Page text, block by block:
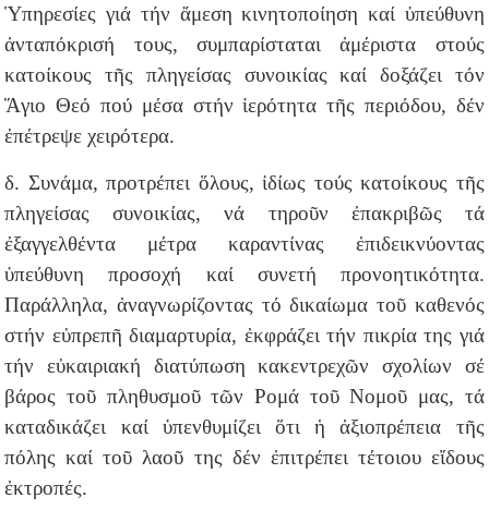
Ὑπηρεσίες γιά τήν ἄμεση κινητοποίηση καί ὑπεύθυνη
ἀνταπόκρισή τους, συμπαρίσταται ἀμέριστα στούς
κατοίκους τῆς πληγείσας συνοικίας καί δοξάζει τόν
Ἅγιο Θεό πού μέσα στήν ἱερότητα τῆς περιόδου, δέν
ἐπέτρεψε χειρότερα.
δ. Συνάμα, προτρέπει ὅλους, ἰδίως τούς κατοίκους τῆς
πληγείσας συνοικίας, νά τηροῦν ἐπακριβῶς τά
ἐξαγγελθέντα μέτρα καραντίνας ἐπιδεικνύοντας
ὑπεύθυνη προσοχή καί συνετή προνοητικότητα.
Παράλληλα, ἀναγνωρίζοντας τό δικαίωμα τοῦ καθενός
στήν εὐπρεπῆ διαμαρτυρία, ἐκφράζει τήν πικρία της γιά
τήν εὐκαιριακή διατύπωση κακεντρεχῶν σχολίων σέ
βάρος τοῦ πληθυσμοῦ τῶν Ρομά τοῦ Νομοῦ μας, τά
καταδικάζει καί ὑπενθυμίζει ὅτι ἡ ἀξιοπρέπεια τῆς
πόλης καί τοῦ λαοῦ της δέν ἐπιτρέπει τέτοιου εἴδους
ἐκτροπές.